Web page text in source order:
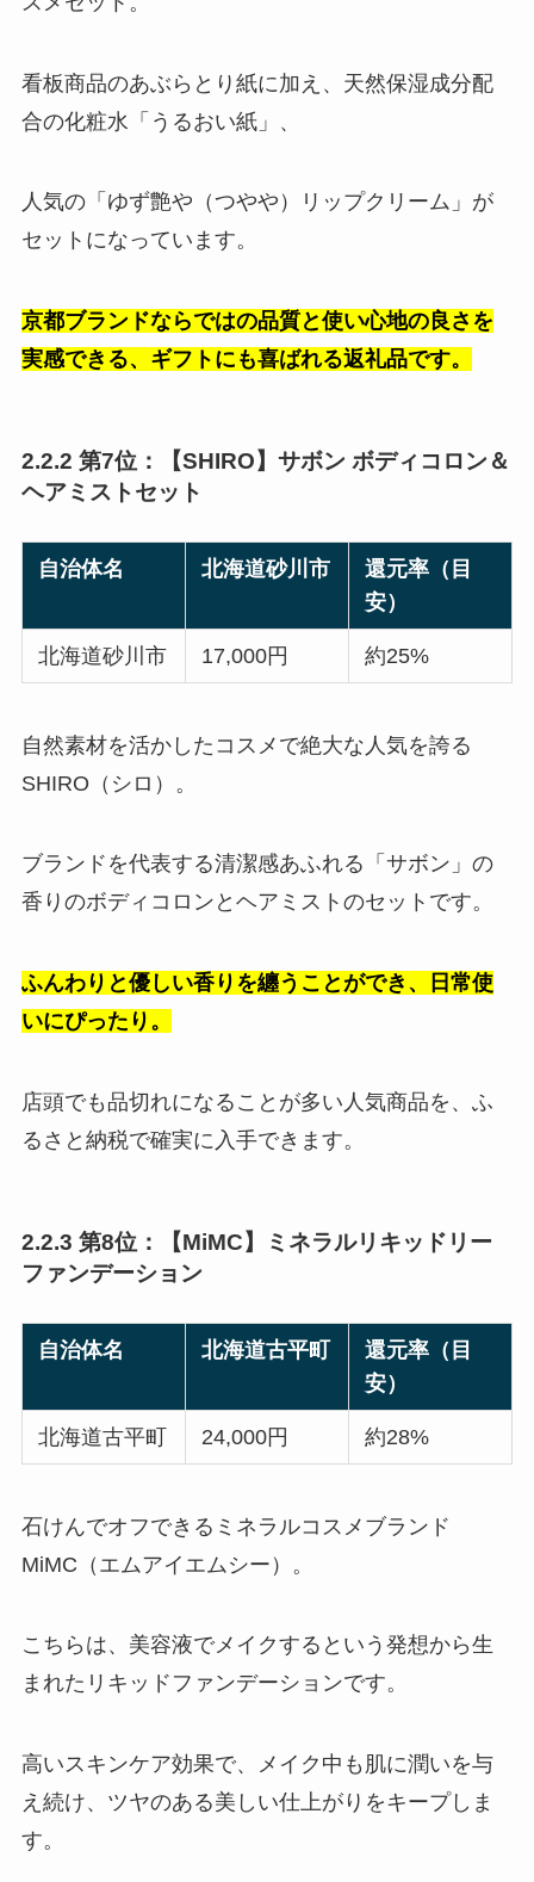
看板商品のあぶらとり紙に加え、天然保湿成分配
合の化粧水「うるおい紙」、
人気の「ゆず艶や（つやや）リップクリーム」が
セットになっています。
京都ブランドならではの品質と使い心地の良さを
実感できる、ギフトにも喜ばれる返礼品です。
2.2.2 第7位：【SHIRO】サボン ボディコロン＆
ヘアミストセット
自治体名 北海道砂川市
還元率（目
安）
北海道砂川市 17,000円 約25%
自然素材を活かしたコスメで絶大な人気を誇る
SHIRO（シロ）。
ブランドを代表する清潔感あふれる「サボン」の
香りのボディコロンとヘアミストのセットです。
ふんわりと優しい香りを纏うことができ、日常使
いにぴったり。
店頭でも品切れになることが多い人気商品を、ふ
るさと納税で確実に入手できます。
2.2.3 第8位：【MiMC】ミネラルリキッドリー
ファンデーション
自治体名 北海道古平町
還元率（目
安）
北海道古平町 24,000円 約28%
石けんでオフできるミネラルコスメブランド
MiMC（エムアイエムシー）。
こちらは、美容液でメイクするという発想から生
まれたリキッドファンデーションです。
高いスキンケア効果で、メイク中も肌に潤いを与
え続け、ツヤのある美しい仕上がりをキープしま
す。